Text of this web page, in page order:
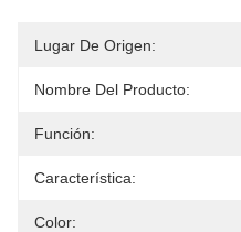
Lugar De Origen:
Nombre Del Producto:
Función:
Característica:
Color: